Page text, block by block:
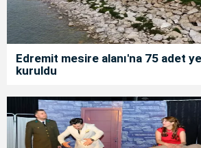
Edremit mesire alanı'na 75 adet
kuruldu